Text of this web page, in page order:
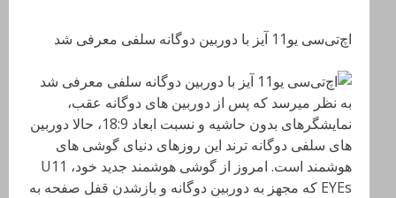
اچ‌تی‌سی یو11 آیز با دوربین دوگانه سلفی معرفی شد
به نظر میرسد که پس از دوربین های دوگانه عقب،
نمایشگرهای بدون حاشیه و نسبت ابعاد 18:9، حالا دوربین
های سلفی دوگانه ترند این روزهای دنیای گوشی های
هوشمند است. امروز از گوشی هوشمند جدید خود، U11
EYEs که مجهز به دوربین دوگانه و بازشدن قفل صفحه به